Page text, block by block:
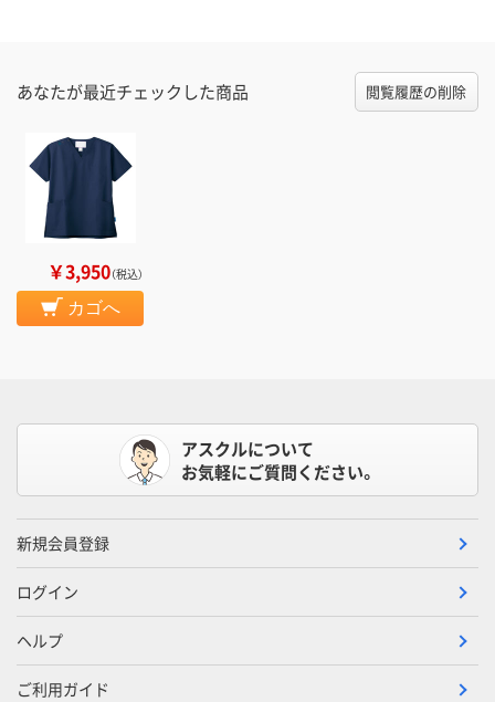
あなたが最近チェックした商品 閲覧履歴の削除
￥3,950（税込）
カゴへ
アスクルについて
お気軽にご質問ください。
新規会員登録
ログイン
ヘルプ
ご利用ガイド